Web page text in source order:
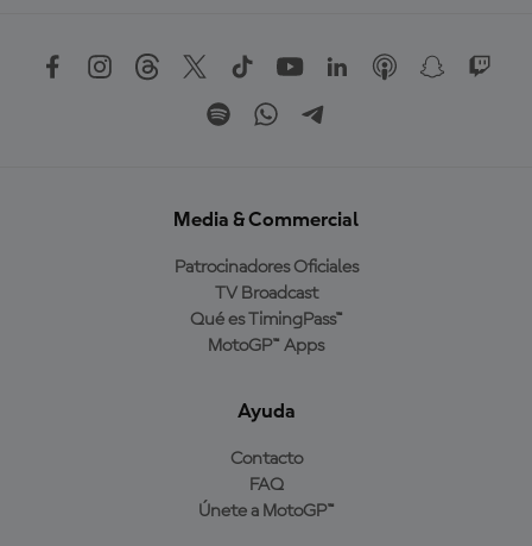
Media & Commercial
Patrocinadores Oficiales
TV Broadcast
Qué es TimingPass™
MotoGP™ Apps
Ayuda
Contacto
FAQ
Únete a MotoGP™